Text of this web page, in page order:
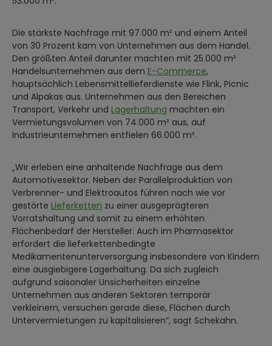
Die stärkste Nachfrage mit 97.000 m² und einem Anteil
von 30 Prozent kam von Unternehmen aus dem Handel.
Den größten Anteil darunter machten mit 25.000 m²
Handelsunternehmen aus dem E-Commerce,
hauptsächlich Lebensmittellieferdienste wie Flink, Picnic
und Alpakas aus. Unternehmen aus den Bereichen
Transport, Verkehr und Lagerhaltung machten ein
Vermietungsvolumen von 74.000 m² aus, auf
Industrieunternehmen entfielen 66.000 m².
„Wir erleben eine anhaltende Nachfrage aus dem
Automotivesektor. Neben der Parallelproduktion von
Verbrenner- und Elektroautos führen nach wie vor
gestörte Lieferketten zu einer ausgeprägteren
Vorratshaltung und somit zu einem erhöhten
Flächenbedarf der Hersteller. Auch im Pharmasektor
erfordert die lieferkettenbedingte
Medikamentenunterversorgung insbesondere von Kindern
eine ausgiebigere Lagerhaltung. Da sich zugleich
aufgrund saisonaler Unsicherheiten einzelne
Unternehmen aus anderen Sektoren temporär
verkleinern, versuchen gerade diese, Flächen durch
Untervermietungen zu kapitalisieren“, sagt Schekahn.